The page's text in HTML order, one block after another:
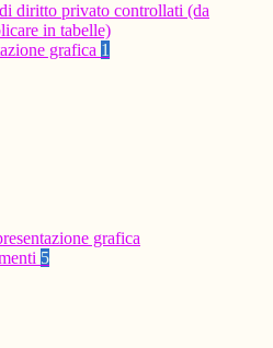
diritto privato controllati (da
in tabelle)
grafica 1
grafica
5